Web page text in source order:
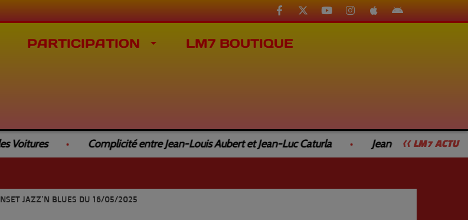
PARTICIPATION LM7 BOUTIQUE
<< LM7 ACTU
Complicité entre Jean-Louis Aubert et Jean-Luc Caturla Jean-Luc Caturla et
JAZZ'N BLUES DU 16/05/2025